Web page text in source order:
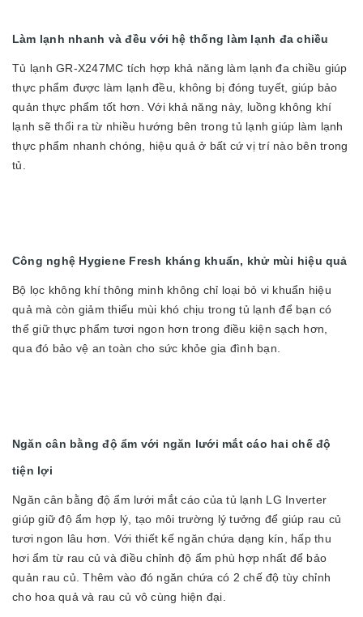
Làm lạnh nhanh và đều với hệ thống làm lạnh đa chiều
Tủ lạnh GR-X247MC tích hợp khả năng làm lạnh đa chiều giúp
thực phẩm được làm lạnh đều, không bị đóng tuyết, giúp bảo
quản thực phẩm tốt hơn. Với khả năng này, luồng không khí
lạnh sẽ thổi ra từ nhiều hướng bên trong tủ lạnh giúp làm lạnh
thực phẩm nhanh chóng, hiệu quả ở bất cứ vị trí nào bên trong
tủ.
Công nghệ Hygiene Fresh kháng khuẩn, khử mùi hiệu quả
Bộ lọc không khí thông minh không chỉ loại bỏ vi khuẩn hiệu
quả mà còn giảm thiểu mùi khó chịu trong tủ lạnh để bạn có
thể giữ thực phẩm tươi ngon hơn trong điều kiện sạch hơn,
qua đó bảo vệ an toàn cho sức khỏe gia đình bạn.
Ngăn cân bằng độ ẩm với ngăn lưới mắt cáo hai chế độ
tiện lợi
Ngăn cân bằng độ ẩm lưới mắt cáo của tủ lạnh LG Inverter
giúp giữ độ ẩm hợp lý, tạo môi trường lý tưởng để giúp rau củ
tươi ngon lâu hơn. Với thiết kế ngăn chứa dạng kín, hấp thu
hơi ẩm từ rau củ và điều chỉnh độ ẩm phù hợp nhất để bảo
quản rau củ. Thêm vào đó ngăn chứa có 2 chế độ tùy chỉnh
cho hoa quả và rau củ vô cùng hiện đại.